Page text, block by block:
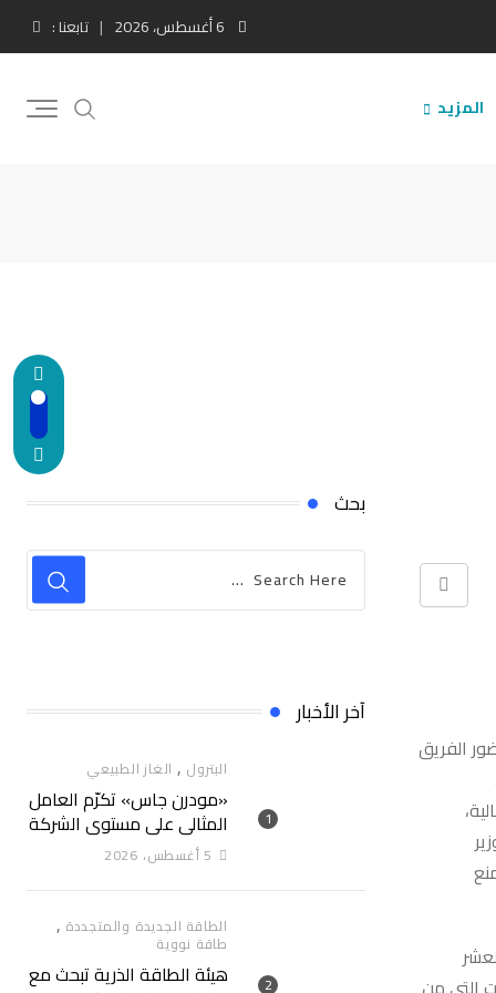
6 أغسطس، 2026 تابعنا :
المزيد
Print
الفريق
بحث
آخر الأخبار
البترول , الغاز الطبيعي
«مودرن جاس» تكرّم العامل
المثالي علي مستوي الشركة
5 أغسطس، 2026
الطاقة الجديدة والمتجددة ,
طاقة نووية
هيئة الطاقة الذرية تبحث مع